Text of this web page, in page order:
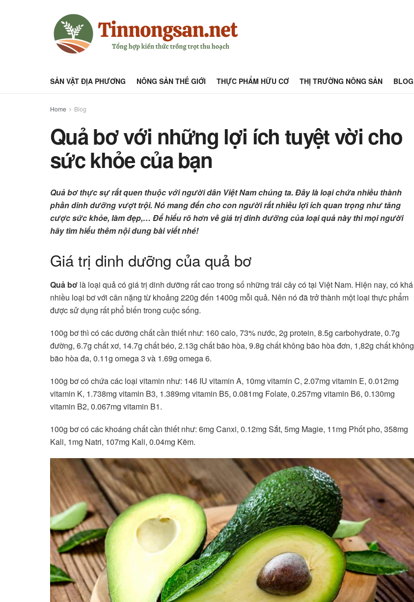
SẢN VẬT ĐỊA PHƯƠNG NÔNG SẢN THẾ GIỚI THỰC PHẨM HỮU CƠ THỊ TRƯỜNG NÔNG SẢN BLOG
Home Blog
Quả bơ với những lợi ích tuyệt vời cho
sức khỏe của bạn
Quả bơ thực sự rất quen thuộc với người dân Việt Nam chúng ta. Đây là loại chứa nhiều thành
phần dinh dưỡng vượt trội. Nó mang đến cho con người rất nhiều lợi ích quan trọng như tăng
cược sức khỏe, làm đẹp,… Để hiểu rõ hơn về giá trị dinh dưỡng của loại quả này thì mọi người
hãy tìm hiểu thêm nội dung bài viết nhé!
Giá trị dinh dưỡng của quả bơ
Quả bơ là loại quả có giá trị dinh dưỡng rất cao trong số những trái cây có tại Việt Nam. Hiện nay, có khá
nhiều loại bơ với cân nặng từ khoảng 220g đến 1400g mỗi quả. Nên nó đã trở thành một loại thực phẩm
được sử dụng rất phổ biến trong cuộc sống.
100g bơ thì có các dưỡng chất cần thiết như: 160 calo, 73% nước, 2g protein, 8.5g carbohydrate, 0.7g
đường, 6.7g chất xơ, 14.7g chất béo, 2.13g chất bão hòa, 9.8g chất không bão hòa đơn, 1,82g chất không
bão hòa đa, 0.11g omega 3 và 1.69g omega 6.
100g bơ có chứa các loại vitamin như: 146 IU vitamin A, 10mg vitamin C, 2.07mg vitamin E, 0.012mg
vitamin K, 1.738mg vitamin B3, 1.389mg vitamin B5, 0.081mg Folate, 0.257mg vitamin B6, 0.130mg
vitamin B2, 0.067mg vitamin B1.
100g bơ có các khoáng chất cần thiết như: 6mg Canxi, 0.12mg Sắt, 5mg Magie, 11mg Phốt pho, 358mg
Kali, 1mg Natri, 107mg Kali, 0.04mg Kẽm.